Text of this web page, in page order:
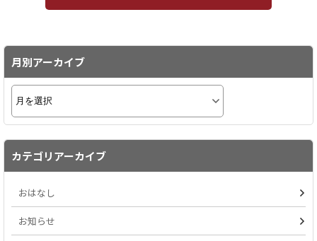
月別アーカイブ
カテゴリアーカイブ
おはなし
お知らせ